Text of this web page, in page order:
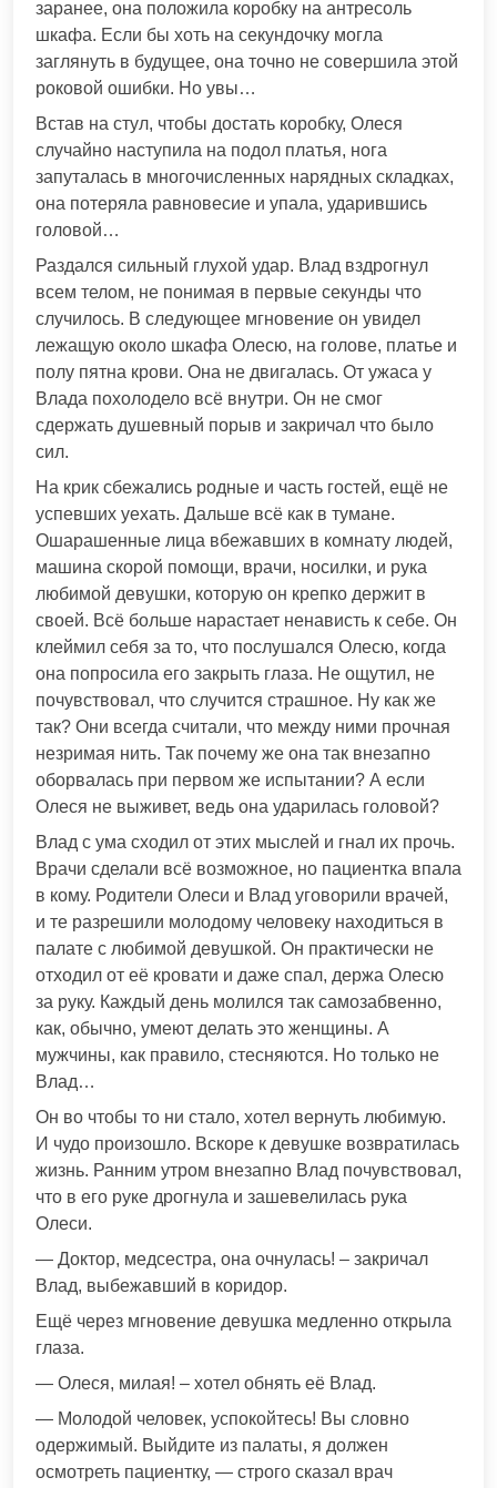
заранее, она положила коробку на антресоль
шкафа. Если бы хоть на секундочку могла
заглянуть в будущее, она точно не совершила этой
роковой ошибки. Но увы…
Встав на стул, чтобы достать коробку, Олеся
случайно наступила на подол платья, нога
запуталась в многочисленных нарядных складках,
она потеряла равновесие и упала, ударившись
головой…
Раздался сильный глухой удар. Влад вздрогнул
всем телом, не понимая в первые секунды что
случилось. В следующее мгновение он увидел
лежащую около шкафа Олесю, на голове, платье и
полу пятна крови. Она не двигалась. От ужаса у
Влада похолодело всё внутри. Он не смог
сдержать душевный порыв и закричал что было
сил.
На крик сбежались родные и часть гостей, ещё не
успевших уехать. Дальше всё как в тумане.
Ошарашенные лица вбежавших в комнату людей,
машина скорой помощи, врачи, носилки, и рука
любимой девушки, которую он крепко держит в
своей. Всё больше нарастает ненависть к себе. Он
клеймил себя за то, что послушался Олесю, когда
она попросила его закрыть глаза. Не ощутил, не
почувствовал, что случится страшное. Ну как же
так? Они всегда считали, что между ними прочная
незримая нить. Так почему же она так внезапно
оборвалась при первом же испытании? А если
Олеся не выживет, ведь она ударилась головой?
Влад с ума сходил от этих мыслей и гнал их прочь.
Врачи сделали всё возможное, но пациентка впала
в кому. Родители Олеси и Влад уговорили врачей,
и те разрешили молодому человеку находиться в
палате с любимой девушкой. Он практически не
отходил от её кровати и даже спал, держа Олесю
за руку. Каждый день молился так самозабвенно,
как, обычно, умеют делать это женщины. А
мужчины, как правило, стесняются. Но только не
Влад…
Он во чтобы то ни стало, хотел вернуть любимую.
И чудо произошло. Вскоре к девушке возвратилась
жизнь. Ранним утром внезапно Влад почувствовал,
что в его руке дрогнула и зашевелилась рука
Олеси.
— Доктор, медсестра, она очнулась! – закричал
Влад, выбежавший в коридор.
Ещё через мгновение девушка медленно открыла
глаза.
— Олеся, милая! – хотел обнять её Влад.
— Молодой человек, успокойтесь! Вы словно
одержимый. Выйдите из палаты, я должен
осмотреть пациентку, — строго сказал врач